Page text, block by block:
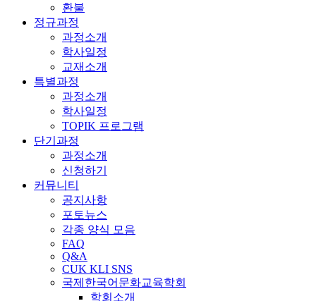
환불
정규과정
과정소개
학사일정
교재소개
특별과정
과정소개
학사일정
TOPIK 프로그램
단기과정
과정소개
신청하기
커뮤니티
공지사항
포토뉴스
각종 양식 모음
FAQ
Q&A
CUK KLI SNS
국제한국어문화교육학회
학회소개